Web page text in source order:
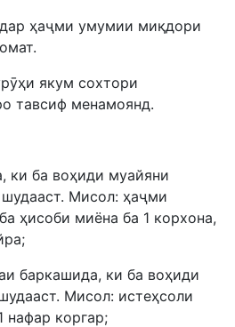
дар ҳаҷми умумии миқдори
якум сохтори
тавсиф менамоянд.
ки ба воҳиди муайяни
Мисол: ҳаҷми
ҳисоби миёна ба 1 корхона,
баркашида, ки ба воҳиди
Мисол: истеҳсоли
нафар коргар;